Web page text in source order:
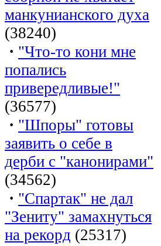
манкунианского духа
(38240)
· "Что-то кони мне
попались
привередливые!"
(36577)
· "Шпоры" готовы
заявить о себе в
дерби с "канонирами"
(34562)
· "Спартак" не дал
"Зениту" замахнуться
на рекорд (25317)